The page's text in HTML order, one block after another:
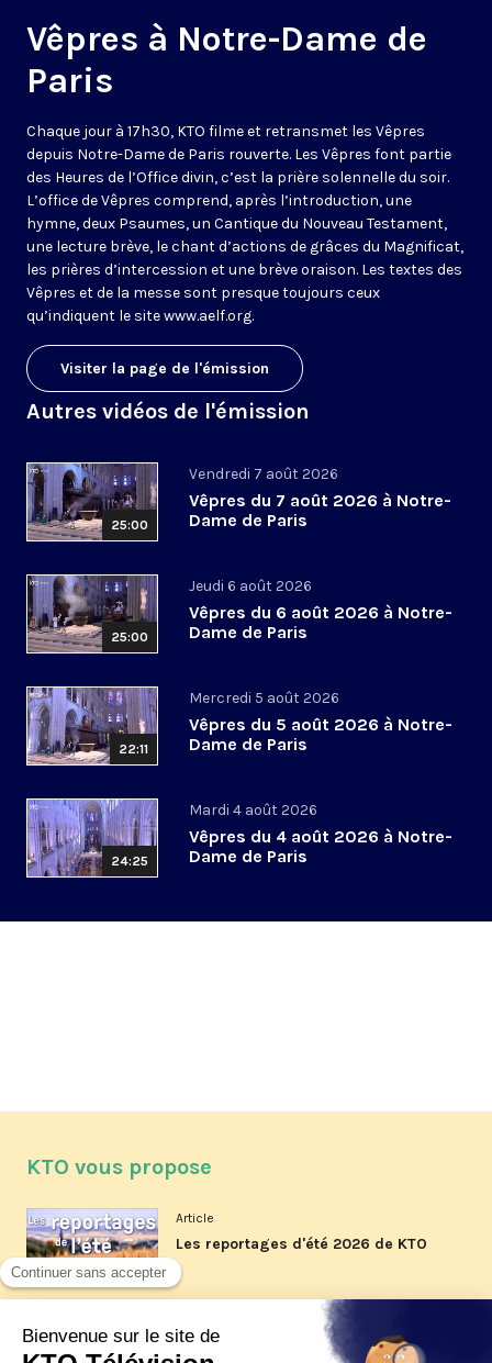
Vêpres à Notre-Dame de
Paris
Chaque jour à 17h30, KTO filme et retransmet les Vêpres
depuis Notre-Dame de Paris rouverte. Les Vêpres font partie
des Heures de l’Office divin, c’est la prière solennelle du soir.
L’office de Vêpres comprend, après l’introduction, une
hymne, deux Psaumes, un Cantique du Nouveau Testament,
une lecture brève, le chant d’actions de grâces du Magnificat,
les prières d’intercession et une brève oraison. Les textes des
Vêpres et de la messe sont presque toujours ceux
qu’indiquent le sitewww.aelf.org.
Visiter la page de l'émission
Autres vidéos de l'émission
25:00
Vendredi 7 août 2026
Vêpres du 7 août 2026 à Notre-
Dame de Paris
25:00
Jeudi 6 août 2026
Vêpres du 6 août 2026 à Notre-
Dame de Paris
22:11
Mercredi 5 août 2026
Vêpres du 5 août 2026 à Notre-
Dame de Paris
24:25
Mardi 4 août 2026
Vêpres du 4 août 2026 à Notre-
Dame de Paris
KTO vous propose
Article
Les reportages d'été 2026 de KTO
La visite pastorale du pape Léon